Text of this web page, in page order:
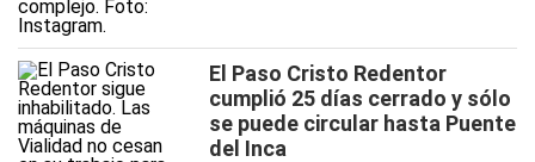
El Paso Cristo Redentor
cumplió 25 días cerrado y sólo
se puede circular hasta Puente
del Inca